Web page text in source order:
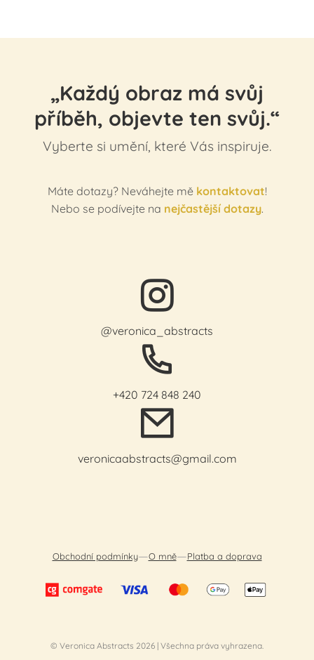
„Každý obraz má svůj
příběh, objevte ten svůj.“
Vyberte si umění, které Vás inspiruje.
Máte dotazy? Neváhejte mě kontaktovat!
Nebo se podívejte na nejčastější dotazy.
@veronica_abstracts
+420 724 848 240
veronicaabstracts@gmail.com
Obchodní podmínky—O mně—Platba a doprava
© Veronica Abstracts 2026 | Všechna práva vyhrazena.